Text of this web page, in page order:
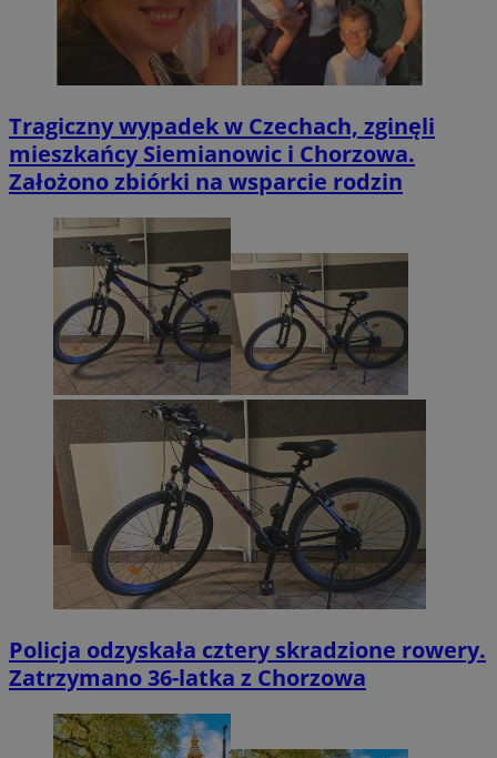
Tragiczny wypadek w Czechach, zginęli
mieszkańcy Siemianowic i Chorzowa.
Założono zbiórki na wsparcie rodzin
Policja odzyskała cztery skradzione rowery.
Zatrzymano 36-latka z Chorzowa